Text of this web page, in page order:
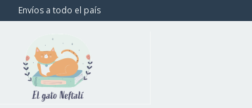
Envíos a todo el país